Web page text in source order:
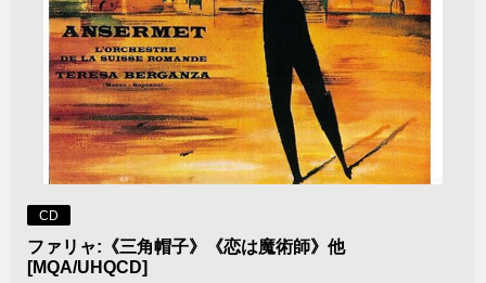
CD
ファリャ:《三角帽子》《恋は魔術師》他
[MQA/UHQCD]